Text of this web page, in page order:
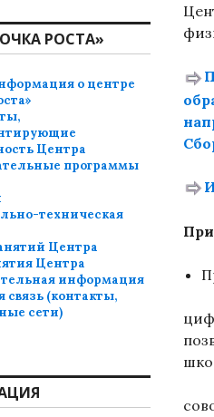
РОСТА»
о центре
Центра
программы
техническая
Центра
Центра
информация
связь (контакты,
сети)